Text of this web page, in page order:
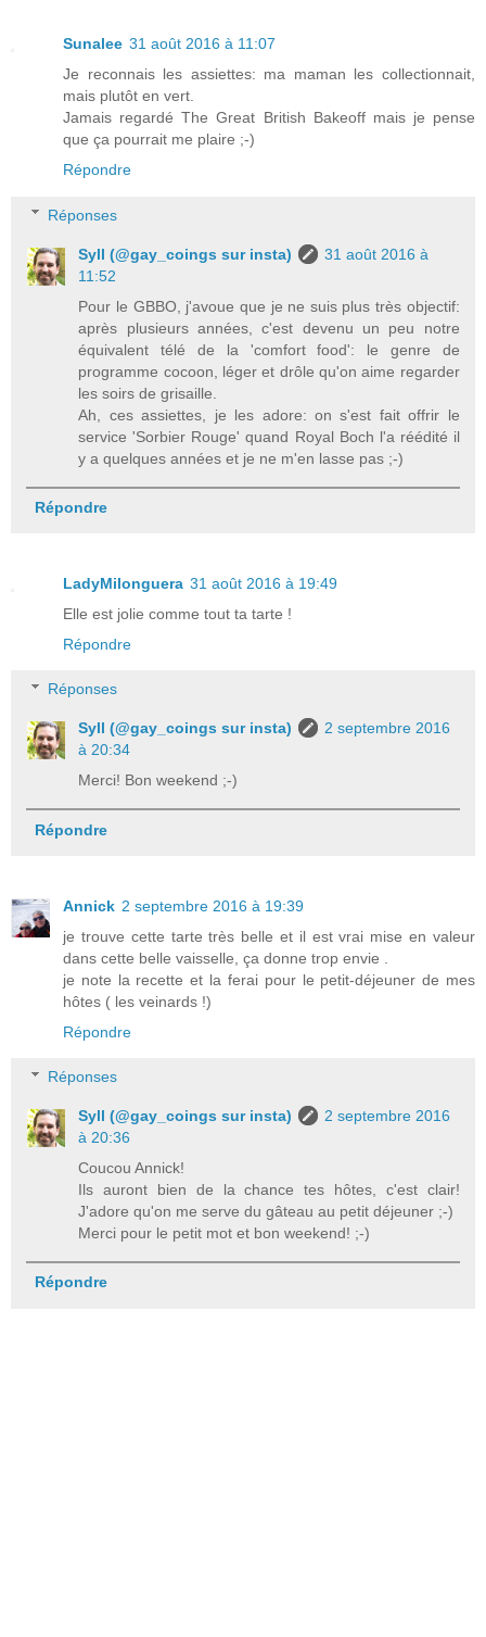
Sunalee 31 août 2016 à 11:07
Je reconnais les assiettes: ma maman les collectionnait,
mais plutôt en vert.
Jamais regardé The Great British Bakeoff mais je pense
que ça pourrait me plaire ;-)
Répondre
Réponses
Syll (@gay_coings sur insta)
31 août 2016 à
11:52
Pour le GBBO, j'avoue que je ne suis plus très objectif:
après plusieurs années, c'est devenu un peu notre
équivalent télé de la 'comfort food': le genre de
programme cocoon, léger et drôle qu'on aime regarder
les soirs de grisaille.
Ah, ces assiettes, je les adore: on s'est fait offrir le
service 'Sorbier Rouge' quand Royal Boch l'a réédité il
y a quelques années et je ne m'en lasse pas ;-)
Répondre
LadyMilonguera 31 août 2016 à 19:49
Elle est jolie comme tout ta tarte !
Répondre
Réponses
Syll (@gay_coings sur insta)
2 septembre 2016
à 20:34
Merci! Bon weekend ;-)
Répondre
Annick 2 septembre 2016 à 19:39
je trouve cette tarte très belle et il est vrai mise en valeur
dans cette belle vaisselle, ça donne trop envie .
je note la recette et la ferai pour le petit-déjeuner de mes
hôtes ( les veinards !)
Répondre
Réponses
Syll (@gay_coings sur insta)
2 septembre 2016
à 20:36
Coucou Annick!
Ils auront bien de la chance tes hôtes, c'est clair!
J'adore qu'on me serve du gâteau au petit déjeuner ;-)
Merci pour le petit mot et bon weekend! ;-)
Répondre